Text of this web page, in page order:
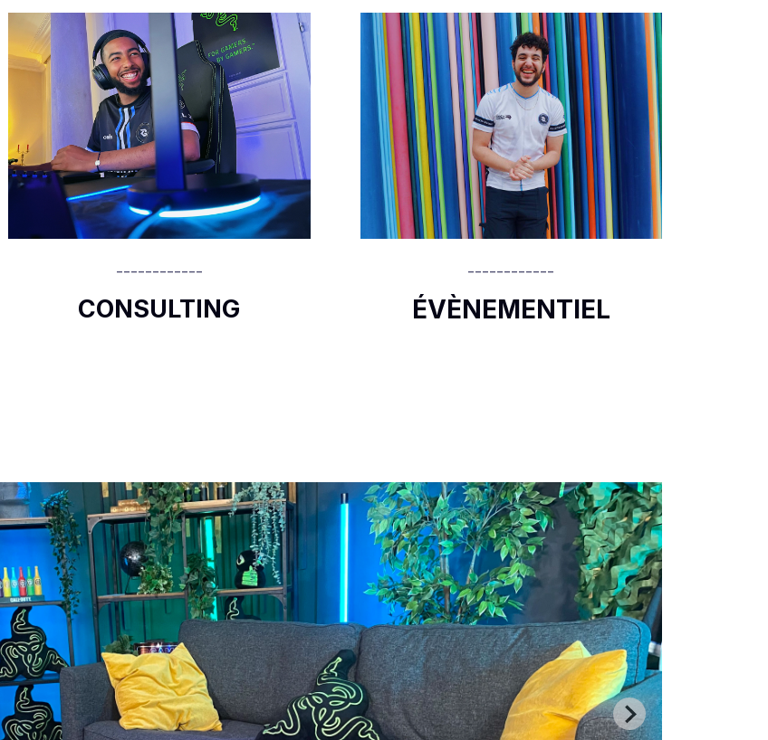
------------
CONSULTING
------------
ÉVÈNEMENTIEL